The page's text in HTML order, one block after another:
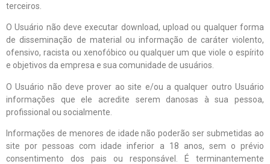
terceiros.
O Usuário não deve executar download, upload ou qualquer forma
de disseminação de material ou informação de caráter violento,
ofensivo, racista ou xenofóbico ou qualquer um que viole o espírito
e objetivos da empresa e sua comunidade de usuários.
O Usuário não deve prover ao site e/ou a qualquer outro Usuário
informações que ele acredite serem danosas à sua pessoa,
profissional ou socialmente.
Informações de menores de idade não poderão ser submetidas ao
site por pessoas com idade inferior a 18 anos, sem o prévio
consentimento dos pais ou responsável. É terminantemente